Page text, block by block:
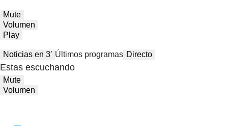
Mute
Volumen
Play
Noticias en 3′ Últimos programas Directo
Estas escuchando
Mute
Volumen